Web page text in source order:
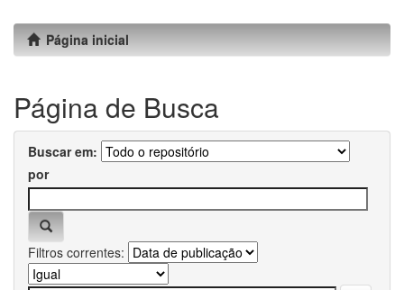
Página inicial
Página de Busca
Buscar em:
por
Filtros correntes: